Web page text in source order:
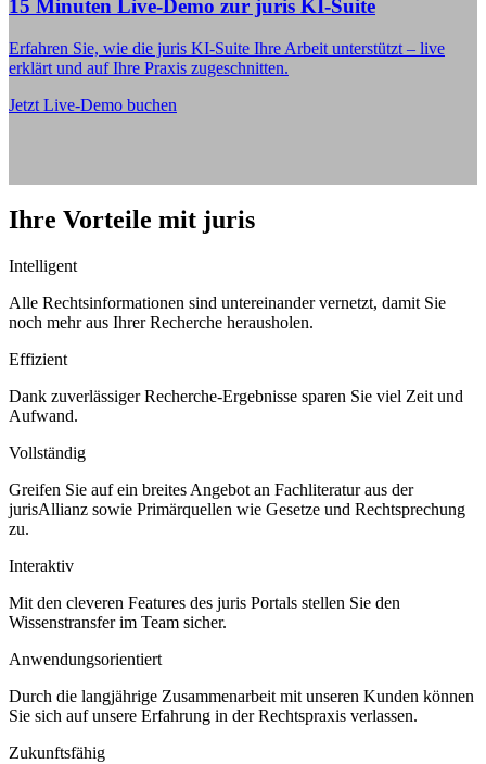
15 Minuten Live-Demo zur juris KI-Suite
Erfahren Sie, wie die juris KI-Suite Ihre Arbeit unterstützt – live
erklärt und auf Ihre Praxis zugeschnitten.
Jetzt Live-Demo buchen
Ihre Vorteile mit juris
Intelligent
Alle Rechtsinformationen sind untereinander vernetzt, damit Sie
noch mehr aus Ihrer Recherche herausholen.
Effizient
Dank zuverlässiger Recherche-Ergebnisse sparen Sie viel Zeit und
Aufwand.
Vollständig
Greifen Sie auf ein breites Angebot an Fachliteratur aus der
jurisAllianz sowie Primärquellen wie Gesetze und Rechtsprechung
zu.
Interaktiv
Mit den cleveren Features des juris Portals stellen Sie den
Wissenstransfer im Team sicher.
Anwendungsorientiert
Durch die langjährige Zusammenarbeit mit unseren Kunden können
Sie sich auf unsere Erfahrung in der Rechtspraxis verlassen.
Zukunftsfähig